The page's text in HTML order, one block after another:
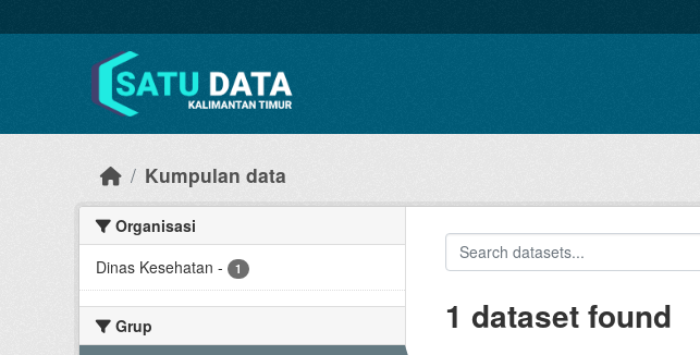
Kumpulan data
Organisasi
Dinas Kesehatan - 1
Grup
1 dataset found